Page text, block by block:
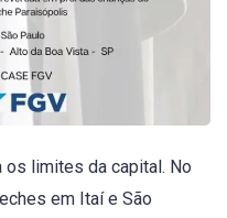
limites da capital. No
em Itaí e São